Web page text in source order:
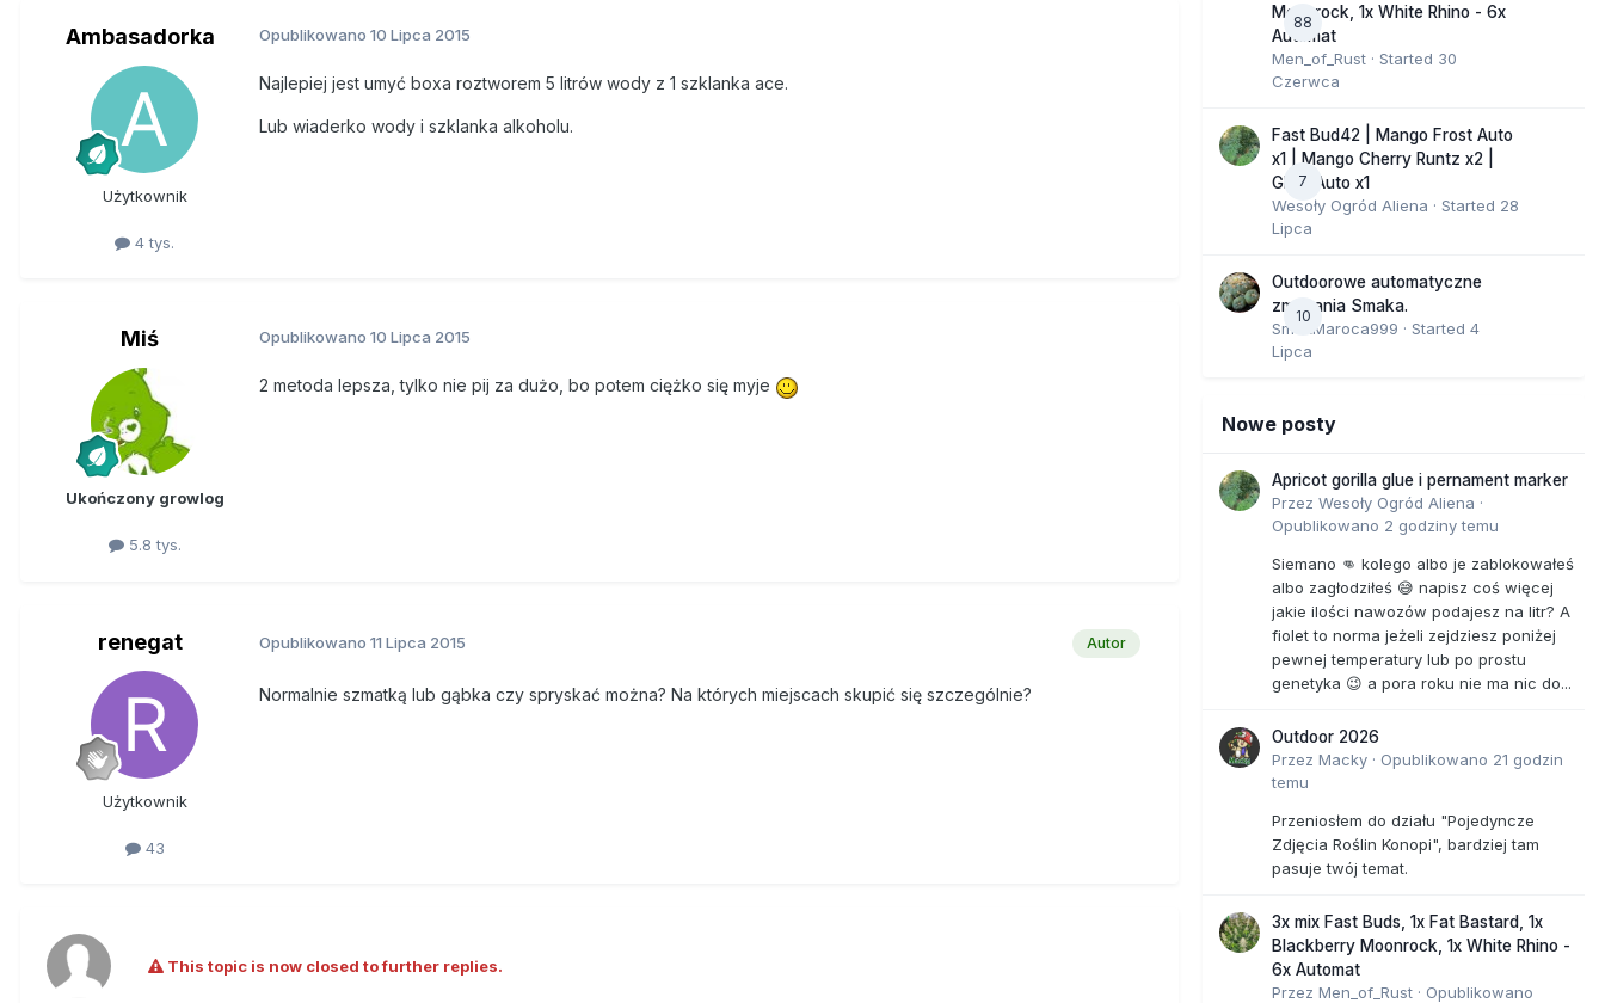
Ambasadorka
Użytkownik
4 tys.
Opublikowano 10 Lipca 2015
Najlepiej jest umyć boxa roztworem 5 litrów wody z 1 szklanka ace.
Lub wiaderko wody i szklanka alkoholu.
Miś
Ukończony growlog
5.8 tys.
Opublikowano 10 Lipca 2015
2 metoda lepsza, tylko nie pij za dużo, bo potem ciężko się myje
renegat
Użytkownik
43
Autor
Opublikowano 11 Lipca 2015
Normalnie szmatką lub gąbka czy spryskać można? Na których miejscach skupić się szczególnie?
This topic is now closed to further replies.
88
Moonrock, 1x White Rhino - 6x
Automat
Men_of_Rust · Started 30
Czerwca
7
Fast Bud42 | Mango Frost Auto
x1 | Mango Cherry Runtz x2 |
GMO Auto x1
Wesoły Ogród Aliena · Started 28
Lipca
10
Outdoorowe automatyczne
zmagania Smaka.
SmakMaroca999 · Started 4
Lipca
Nowe posty
Apricot gorilla glue i pernament marker
Przez Wesoły Ogród Aliena ·
Opublikowano 2 godziny temu
Siemano 👊 kolego albo je zablokowałeś
albo zagłodziłeś 😅 napisz coś więcej
jakie ilości nawozów podajesz na litr? A
fiolet to norma jeżeli zejdziesz poniżej
pewnej temperatury lub po prostu
genetyka 😉 a pora roku nie ma nic do...
Outdoor 2026
Przez Macky · Opublikowano 21 godzin
temu
Przeniosłem do działu "Pojedyncze
Zdjęcia Roślin Konopi", bardziej tam
pasuje twój temat.
3x mix Fast Buds, 1x Fat Bastard, 1x
Blackberry Moonrock, 1x White Rhino -
6x Automat
Przez Men_of_Rust · Opublikowano